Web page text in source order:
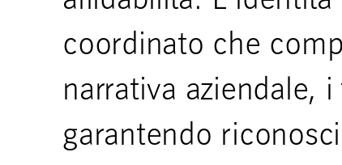
coordinato che
narrativa aziendale,
garantendo